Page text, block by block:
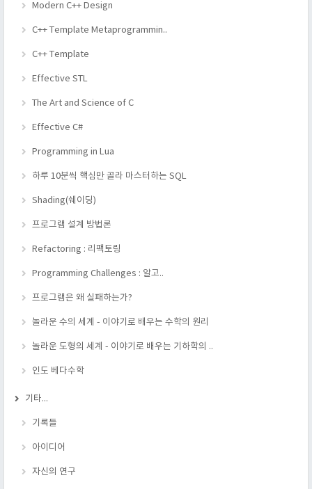
Modern C++ Design
C++ Template Metaprogrammin..
C++ Template
Effective STL
The Art and Science of C
Effective C#
Programming in Lua
하루 10분씩 핵심만 골라 마스터하는 SQL
Shading(쉐이딩)
프로그램 설계 방법론
Refactoring : 리팩토링
Programming Challenges : 알고..
프로그램은 왜 실패하는가?
놀라운 수의 세계 - 이야기로 배우는 수학의 원리
놀라운 도형의 세계 - 이야기로 배우는 기하학의 ..
인도 베다수학
기타...
기록들
아이디어
자신의 연구